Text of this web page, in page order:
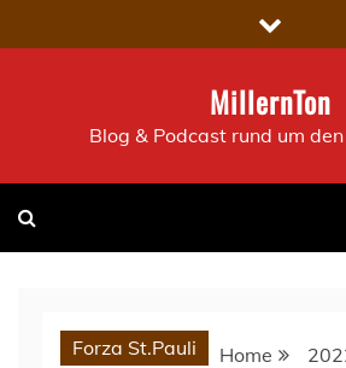
to
MillernTon
Blog & Podcast rund um
Forza St.Pauli Home